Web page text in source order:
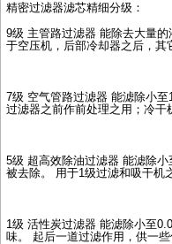
精密过滤器滤芯精细分级：
9级 主管路过滤器 能除去大量的
于空压机，后部冷却器之后，
7级 空气管路过滤器 能滤除小至
过滤器之前作前处理之用；冷干
5级 超高效除油过滤器 能滤除小
被去除。
用于1级过滤和吸干机
1级 活性炭过滤器 能滤除小至
味。
起后一道过滤作用，供一